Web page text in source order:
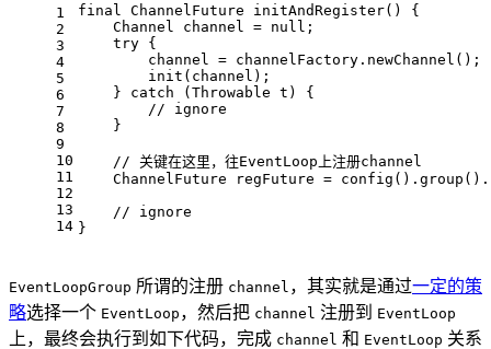
1
2
3
4
5
6
7
8
9
10
11
12
13
14
final ChannelFuture initAndRegister()
{
    Channel channel =
null ;
try {
        channel = channelFactory.newChannel();
        init(channel);
    }
catch (Throwable t) {
// ignore
    }
// 关键在这里，往EventLoop上注册channel
ChannelFuture regFuture =
// ignore
}
EventLoopGroup 所谓的注册 channel ，其实就是通过一定的策
略选择一个 EventLoop ，然后把 channel 注册到 EventLoop
上，最终会执行到如下代码，完成 channel 和 EventLoop 关系